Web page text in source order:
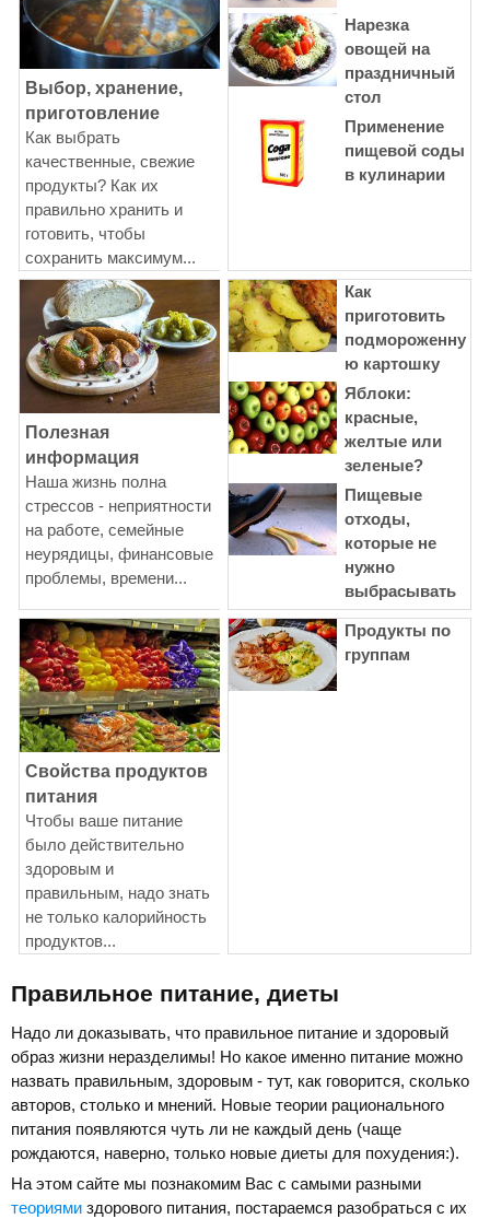
Выбор, хранение,
приготовление
Как выбрать
качественные, свежие
продукты? Как их
правильно хранить и
готовить, чтобы
сохранить максимум...
Нарезка
овощей на
праздничный
стол
Применение
пищевой соды
в кулинарии
Полезная
информация
Наша жизнь полна
стрессов - неприятности
на работе, семейные
неурядицы, финансовые
проблемы, времени...
Как
приготовить
подмороженну
ю картошку
Яблоки:
красные,
желтые или
зеленые?
Пищевые
отходы,
которые не
нужно
выбрасывать
Свойства продуктов
питания
Чтобы ваше питание
было действительно
здоровым и
правильным, надо знать
не только калорийность
продуктов...
Продукты по
группам
Правильное питание, диеты
Надо ли доказывать, что правильное питание и здоровый
образ жизни неразделимы! Но какое именно питание можно
назвать правильным, здоровым - тут, как говорится, сколько
авторов, столько и мнений. Новые теории рационального
питания появляются чуть ли не каждый день (чаще
рождаются, наверно, только новые диеты для похудения:).
На этом сайте мы познакомим Вас с самыми разными
теориями здорового питания, постараемся разобраться с их